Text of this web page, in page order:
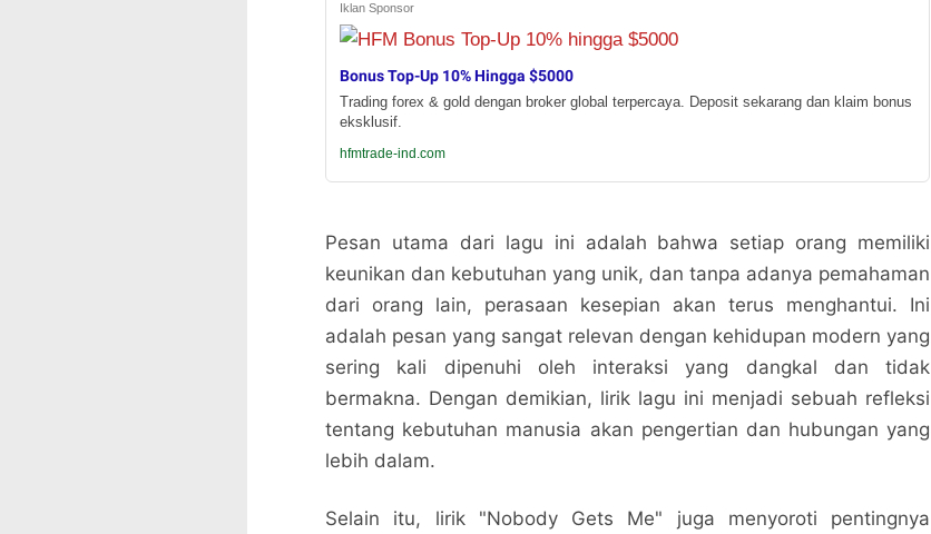
Iklan Sponsor
Bonus Top-Up 10% Hingga $5000
Trading forex & gold dengan broker global terpercaya. Deposit sekarang dan klaim bonus
eksklusif.
hfmtrade-ind.com
Pesan utama dari lagu ini adalah bahwa setiap orang memiliki
keunikan dan kebutuhan yang unik, dan tanpa adanya pemahaman
dari orang lain, perasaan kesepian akan terus menghantui. Ini
adalah pesan yang sangat relevan dengan kehidupan modern yang
sering kali dipenuhi oleh interaksi yang dangkal dan tidak
bermakna. Dengan demikian, lirik lagu ini menjadi sebuah refleksi
tentang kebutuhan manusia akan pengertian dan hubungan yang
lebih dalam.
Selain itu, lirik "Nobody Gets Me" juga menyoroti pentingnya